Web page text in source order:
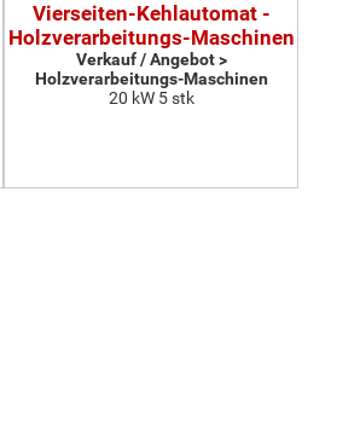
Vierseiten-Kehlautomat -
Holzverarbeitungs-Maschinen
Verkauf / Angebot >
Holzverarbeitungs-Maschinen
20 kW 5 stk